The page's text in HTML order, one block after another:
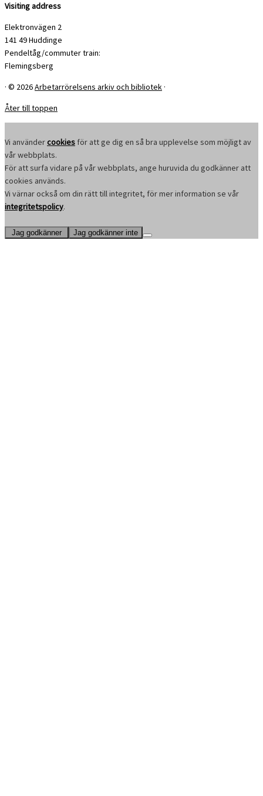
Visiting address
Elektronvägen 2
141 49 Huddinge
Pendeltåg/commuter train:
Flemingsberg
· © 2026Arbetarrörelsens arkiv och bibliotek ·
Åter till toppen
Vi användercookies för att ge dig en så bra upplevelse som möjligt av
vår webbplats.
För att surfa vidare på vår webbplats, ange huruvida du godkänner att
cookies används.
Vi värnar också om din rätt till integritet, för mer information se vår
integritetspolicy.
Jag godkänner Jag godkänner inte